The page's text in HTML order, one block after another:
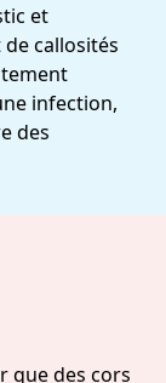
et
callosités
infection,
des
que des cors